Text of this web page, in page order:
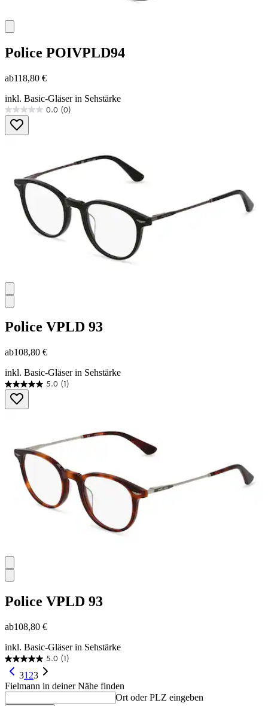
Police POIVPLD94
ab118,80 €
inkl. Basic-Gläser in Sehstärke
0.0 (0)
0.0
von
5
Police VPLD 93
ab108,80 €
inkl. Basic-Gläser in Sehstärke
5.0 (1)
5.0
von
5
Bewertung
Police VPLD 93
ab108,80 €
inkl. Basic-Gläser in Sehstärke
5.0 (1)
5.0
von
5
Sternen.
31 23
Fielmann in deiner Nähe finden
Ort oder PLZ eingeben